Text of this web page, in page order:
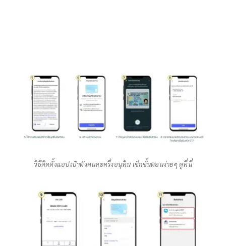
วิธีติดตั้งแอปเป๋าตังคนละครึ่งอนุทิน เช็กขั้นตอนง่ายๆ ดูที่นี่